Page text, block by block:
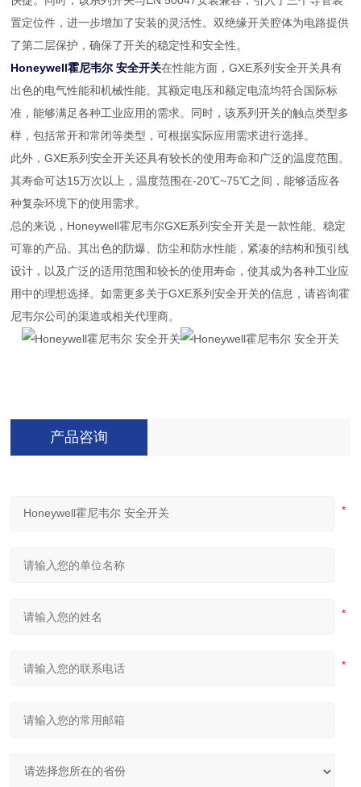
置定位件，进一步增加了安装的灵活性。双绝缘开关腔体为电路提供
了第二层保护，确保了开关的稳定性和安全性。
Honeywell霍尼韦尔 安全开关在性能方面，GXE系列安全开关具有
出色的电气性能和机械性能。其额定电压和额定电流均符合国际标
准，能够满足各种工业应用的需求。同时，该系列开关的触点类型多
样，包括常开和常闭等类型，可根据实际应用需求进行选择。
此外，GXE系列安全开关还具有较长的使用寿命和广泛的温度范围。
其寿命可达15万次以上，温度范围在-20℃~75℃之间，能够适应各
种复杂环境下的使用需求。
总的来说，Honeywell霍尼韦尔GXE系列安全开关是一款性能、稳定
可靠的产品。其出色的防爆、防尘和防水性能，紧凑的结构和预引线
设计，以及广泛的适用范围和较长的使用寿命，使其成为各种工业应
用中的理想选择。如需更多关于GXE系列安全开关的信息，请咨询霍
尼韦尔公司的渠道或相关代理商。
产品咨询